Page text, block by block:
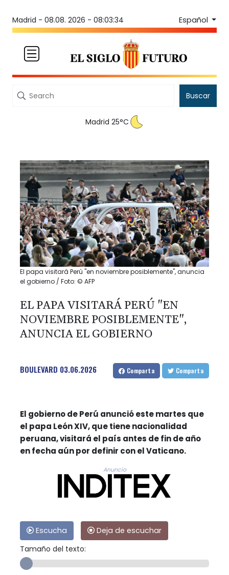
Madrid - 08.08. 2026 - 08:03:34 Español
Buscar
Madrid 25°C
El papa visitará Perú "en noviembre posiblemente", anuncia
el gobierno / Foto: © AFP
EL PAPA VISITARÁ PERÚ "EN
NOVIEMBRE POSIBLEMENTE",
ANUNCIA EL GOBIERNO
BOULEVARD 03.06.2026 Comparta Comparta
El gobierno de Perú anunció este martes que
el papa León XIV, que tiene nacionalidad
peruana, visitará el país antes de fin de año
en fecha aún por definir con el Vaticano.
Anuncio
Escucha
Deja de escuchar
Tamaño del texto: